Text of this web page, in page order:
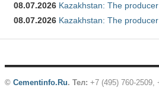
08.07.2026 Kazakhstan: The
08.07.2026 Kazakhstan: The
© Cementinfo.Ru. Тел: +7 (495) 760-2509,